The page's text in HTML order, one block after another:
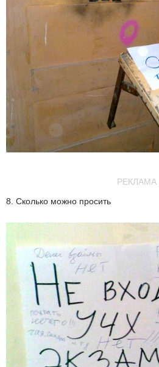
РЕКЛАМА
8. Сколько можно просить